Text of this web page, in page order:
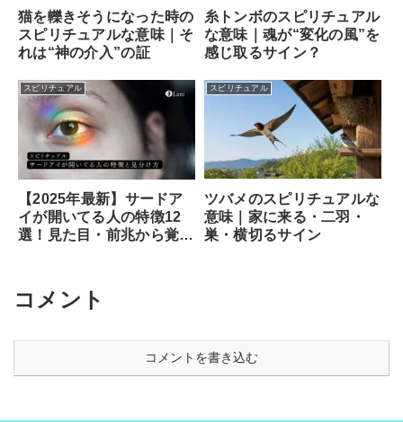
猫を轢きそうになった時の
スピリチュアルな意味｜そ
れは“神の介入”の証
糸トンボのスピリチュアル
な意味｜魂が“変化の風”を
感じ取るサイン？
スピリチュアル
【2025年最新】サードア
イが開いてる人の特徴12
選！見た目・前兆から覚醒
スピリチュアル
ツバメのスピリチュアルな
意味｜家に来る・二羽・
巣・横切るサイン
コメント
コメントを書き込む